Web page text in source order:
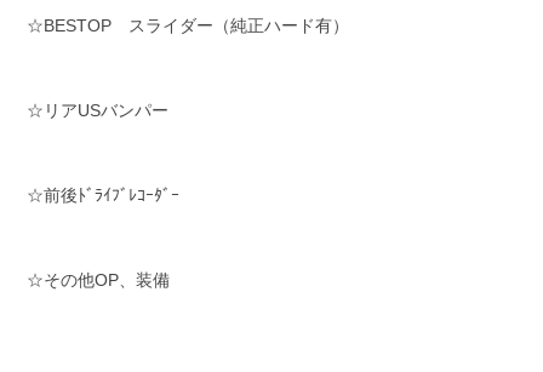
☆BESTOP スライダー（純正ハード有）
☆リアUSバンパー
☆前後ﾄﾞﾗｲﾌﾞﾚｺｰﾀﾞｰ
☆その他OP、装備